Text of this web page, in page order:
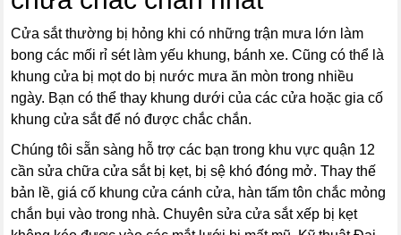
Cửa sắt thường bị hỏng khi có những trận mưa lớn làm
bong các mối rỉ sét làm yếu khung, bánh xe. Cũng có thể là
khung cửa bị mọt do bị nước mưa ăn mòn trong nhiều
ngày. Bạn có thể thay khung dưới của các cửa hoặc gia cố
khung cửa sắt để nó được chắc chắn.
Chúng tôi sẵn sàng hỗ trợ các bạn trong khu vực quận 12
cần sửa chữa cửa sắt bị kẹt, bị sệ khó đóng mở. Thay thế
bản lề, giá cố khung cửa cánh cửa, hàn tấm tôn chắc mỏng
chắn bụi vào trong nhà. Chuyên sửa cửa sắt xếp bị kẹt